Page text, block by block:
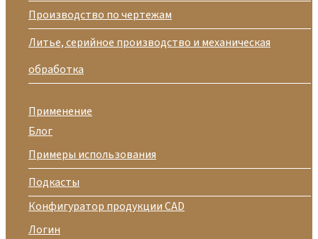
Производство по чертежам
Литье, серийное производство и механическая
обработка
Применение
Блог
Примеры использования
Подкасты
Конфигуратор продукции CAD
Логин